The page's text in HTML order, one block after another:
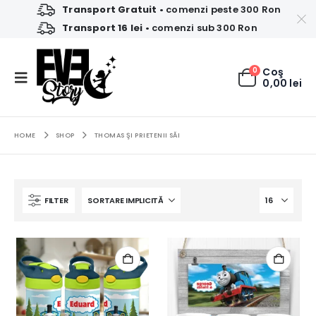
Transport Gratuit • comenzi peste 300 Ron
Transport 16 lei • comenzi sub 300 Ron
0 Coş
0,00 lei
HOME SHOP THOMAS ŞI PRIETENII SĂI
FILTER